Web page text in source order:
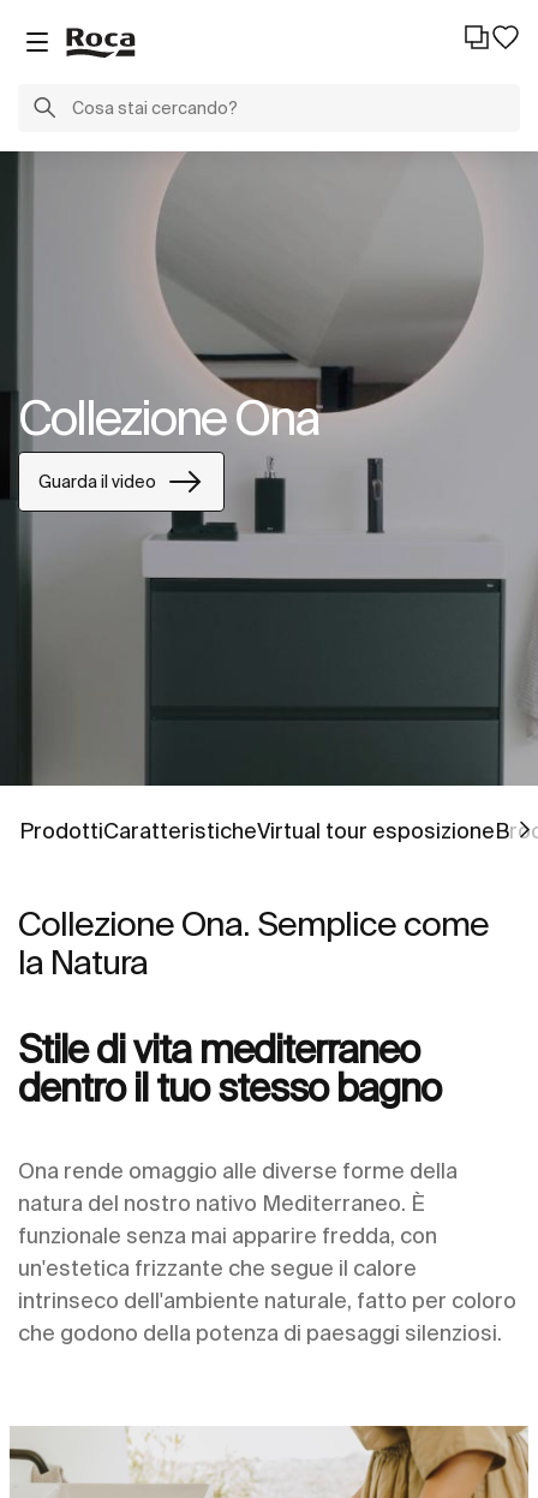
Collezione Ona
Guarda il video
Vai a
ProdottiVai a
CaratteristicheVai a
Virtual tour esposizioneVai a
Vai a
Collezione Ona. Semplice come
la Natura
Stile di vita mediterraneo
dentro il tuo stesso bagno
Ona rende omaggio alle diverse forme della
natura del nostro nativo Mediterraneo. È
funzionale senza mai apparire fredda, con
un'estetica frizzante che segue il calore
intrinseco dell'ambiente naturale, fatto per coloro
che godono della potenza di paesaggi silenziosi.